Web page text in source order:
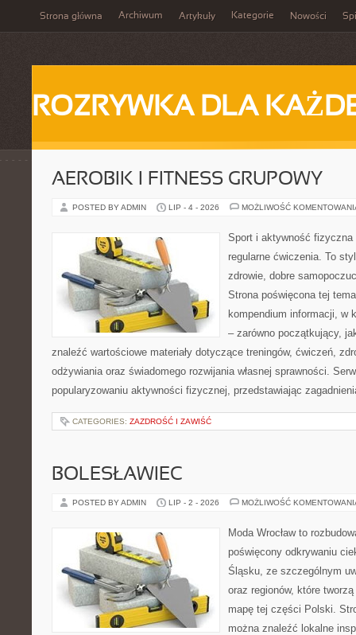
Strona główna Archiwum Artykuły Kategorie Nowości
ROZRYWKA DLA
AEROBIK I FITNESS GRUPOWY
POSTED BY ADMIN LIP - 4 - 2026 MOŻLIWOŚĆ
Sport i aktywność
regularne ćwiczenia. To
zdrowie, dobre
Strona poświęcona tej
kompendium informacji, w
– zarówno początkujący,
znaleźć wartościowe materiały dotyczące treningów, ćwiczeń,
odżywiania oraz świadomego rozwijania własnej sprawności.
popularyzowaniu aktywności fizycznej, przedstawiając
CATEGORIES: ZAZDROŚĆ I ZAWIŚĆ
BOLESŁAWIEC
POSTED BY ADMIN LIP - 2 - 2026 MOŻLIWOŚĆ
Moda Wrocław to
poświęcony odkrywaniu
Śląsku, ze szczególnym
oraz regionów, które
mapę tej części Polski.
można znaleźć lokalne